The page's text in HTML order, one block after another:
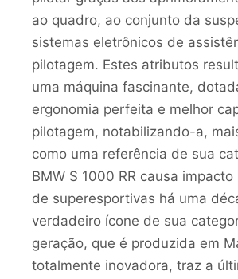
ao quadro, ao conjunto da
sistemas eletrônicos de
pilotagem. Estes atributos
uma máquina fascinante,
ergonomia perfeita e melhor
pilotagem, notabilizando-a,
como uma referência de sua
BMW S 1000 RR causa
de superesportivas há uma
verdadeiro ícone de sua
geração, que é produzida em
totalmente inovadora, traz a